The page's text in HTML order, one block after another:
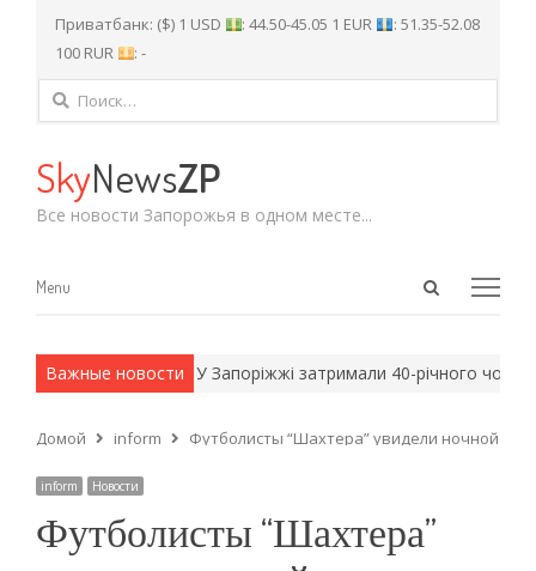
Приватбанк: ($) 1 USD : 44.50-45.05 1 EUR
: 51.35-52.08
100 RUR
: -
Найти:
SkyNewsZP
Все новости Запорожья в одном месте...
Open
Menu
Menu
Важные новости
методы. У Запоріжжі затримали 40-річного
Домой inform Футболисты “Шахтера” увидели ночной
inform Новости
Футболисты “Шахтера”